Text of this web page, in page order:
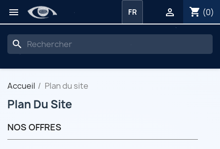
 shopping_cart (0)

FR
search
Accueil Plan du site
Plan Du Site
NOS OFFRES